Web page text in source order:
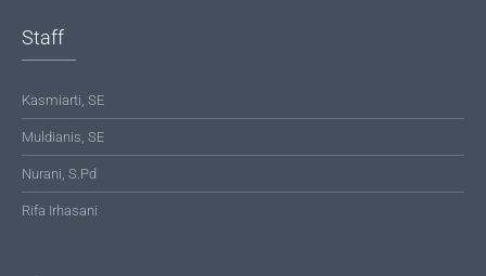
Staff
Kasmiarti, SE
Muldianis, SE
Nurani, S.Pd
Rifa Irhasani